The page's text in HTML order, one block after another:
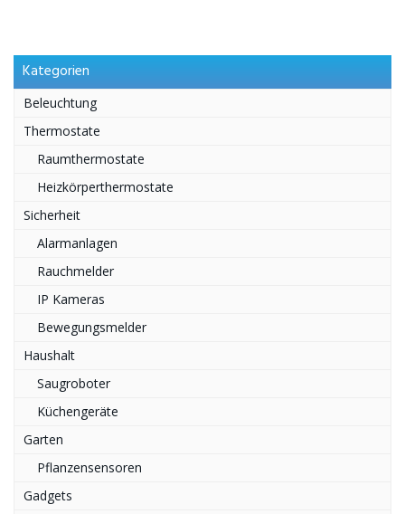
Kategorien
Beleuchtung
Thermostate
Raumthermostate
Heizkörperthermostate
Sicherheit
Alarmanlagen
Rauchmelder
IP Kameras
Bewegungsmelder
Haushalt
Saugroboter
Küchengeräte
Garten
Pflanzensensoren
Gadgets